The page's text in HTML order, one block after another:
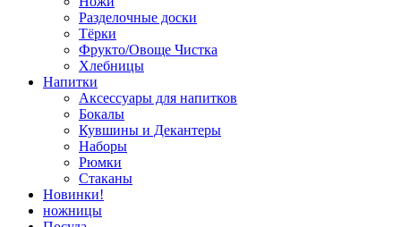
Разделочные доски
Тёрки
Фрукто/Овоще Чистка
Хлебницы
Напитки
Аксессуары для напитков
Бокалы
Кувшины и Декантеры
Наборы
Рюмки
Стаканы
Новинки!
ножницы